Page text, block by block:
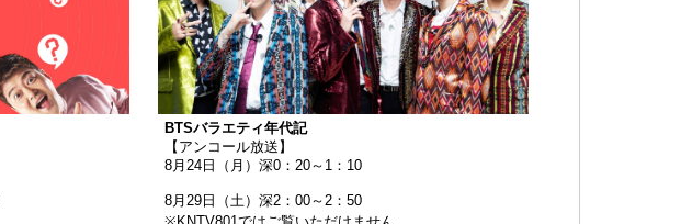
BTSバラエティ年代記
【アンコール放送】
8月24日（月）深0：20～1：10
8月29日（土）深2：00～2：50